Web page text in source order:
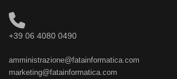
+39 06 4080 0490
amministrazione@fatainformatica.com
marketing@fatainformatica.com